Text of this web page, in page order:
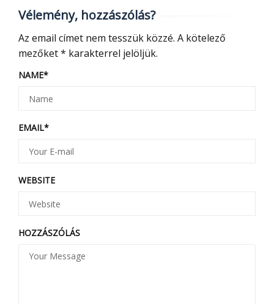
Vélemény, hozzászólás?
Az email címet nem tesszük közzé. A kötelező
mezőket* karakterrel jelöljük.
NAME*
EMAIL*
WEBSITE
HOZZÁSZÓLÁS